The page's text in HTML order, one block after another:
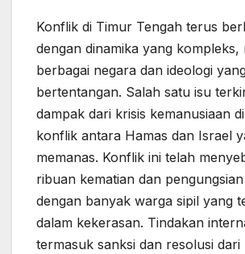
Konflik di Timur Tengah terus
dengan dinamika yang kompleks,
berbagai negara dan ideologi
bertentangan. Salah satu isu
dampak dari krisis kemanusiaan
konflik antara Hamas dan Israel
memanas. Konflik ini telah
ribuan kematian dan
dengan banyak warga sipil yang
dalam kekerasan. Tindakan
termasuk sanksi dan resolusi dari